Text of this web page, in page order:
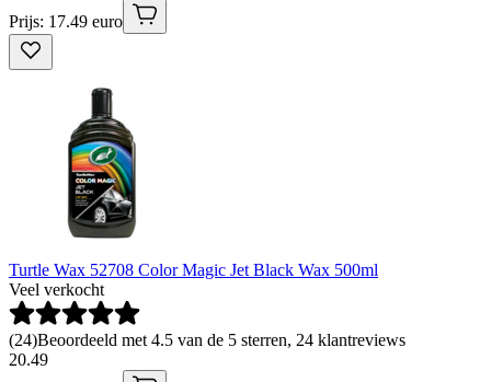
Prijs: 17.49 euro
Turtle Wax 52708 Color Magic Jet Black Wax 500ml
Veel verkocht
(24)Beoordeeld met 4.5 van de 5 sterren, 24 klantreviews
20.49